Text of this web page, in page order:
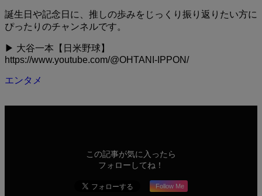
誕生日や記念日に、推しの歩みをじっくり振り返りたい方に
ぴったりのチャンネルです。
▶ 大谷一本【日米野球】
https://www.youtube.com/@OHTANI-IPPON/
エンタメ
この記事が気に入ったら
フォローしてね！
Follow Me